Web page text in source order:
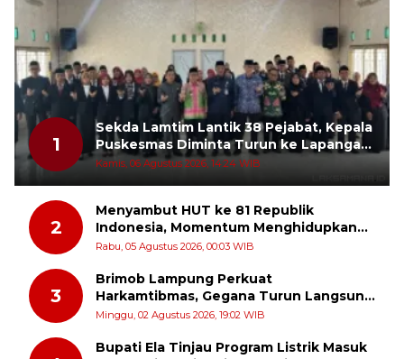
1
Sekda Lamtim Lantik 38 Pejabat, Kepala
Puskesmas Diminta Turun ke Lapangan
dan Hadir di Tengah Masyarakat
Kamis, 06 Agustus 2026, 14:24 WIB
2
Menyambut HUT ke 81 Republik
Indonesia, Momentum Menghidupkan
Kembali Semangat Juang Para Pahlawan
Rabu, 05 Agustus 2026, 00:03 WIB
3
Brimob Lampung Perkuat
Harkamtibmas, Gegana Turun Langsung
Patroli Dialogis ke Pasar dan Rumah
Minggu, 02 Agustus 2026, 19:02 WIB
Bupati Ela Tinjau Program Listrik Masuk